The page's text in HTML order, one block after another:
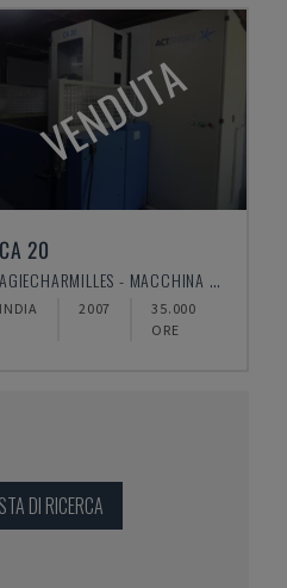
VENDUTA
CA 20
AGIECHARMILLES - MACCHINA PER ELETTROEROSIONE A TUFFO
INDIA 2007
35.000
ORE
DI RICERCA